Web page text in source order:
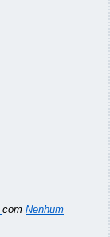
com Nenhum